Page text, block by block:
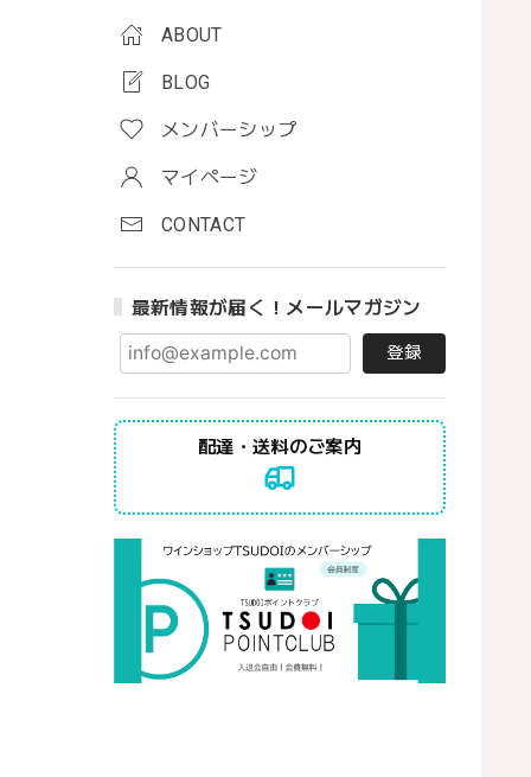
ABOUT
BLOG
メンバーシップ
マイページ
CONTACT
最新情報が届く！メールマガジン
登録
配達・送料のご案内